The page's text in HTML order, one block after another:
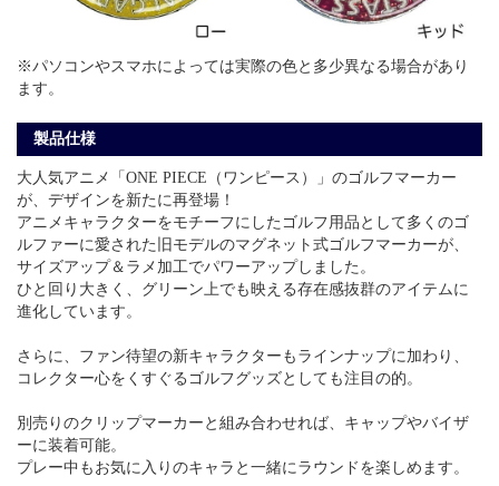
※パソコンやスマホによっては実際の色と多少異なる場合があり
ます。
製品仕様
大人気アニメ「ONE PIECE（ワンピース）」のゴルフマーカー
が、デザインを新たに再登場！
アニメキャラクターをモチーフにしたゴルフ用品として多くのゴ
ルファーに愛された旧モデルのマグネット式ゴルフマーカーが、
サイズアップ＆ラメ加工でパワーアップしました。
ひと回り大きく、グリーン上でも映える存在感抜群のアイテムに
進化しています。
さらに、ファン待望の新キャラクターもラインナップに加わり、
コレクター心をくすぐるゴルフグッズとしても注目の的。
別売りのクリップマーカーと組み合わせれば、キャップやバイザ
ーに装着可能。
プレー中もお気に入りのキャラと一緒にラウンドを楽しめます。